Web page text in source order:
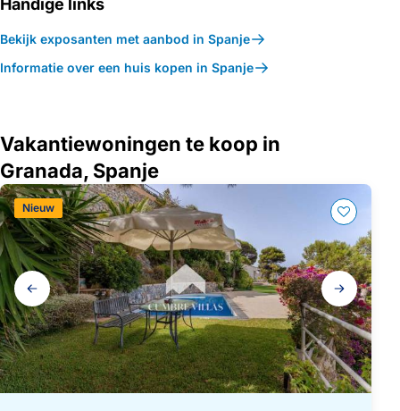
Handige links
Bekijk exposanten met aanbod in Spanje
Informatie over een huis kopen in Spanje
Vakantiewoningen te koop in
Granada, Spanje
Galerij
navigatie
Nieuw